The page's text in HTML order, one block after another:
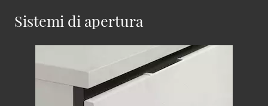
Sistemi di apertura